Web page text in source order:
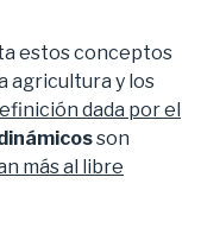
estos conceptos
agricultura y los
dada por el
son
más al libre